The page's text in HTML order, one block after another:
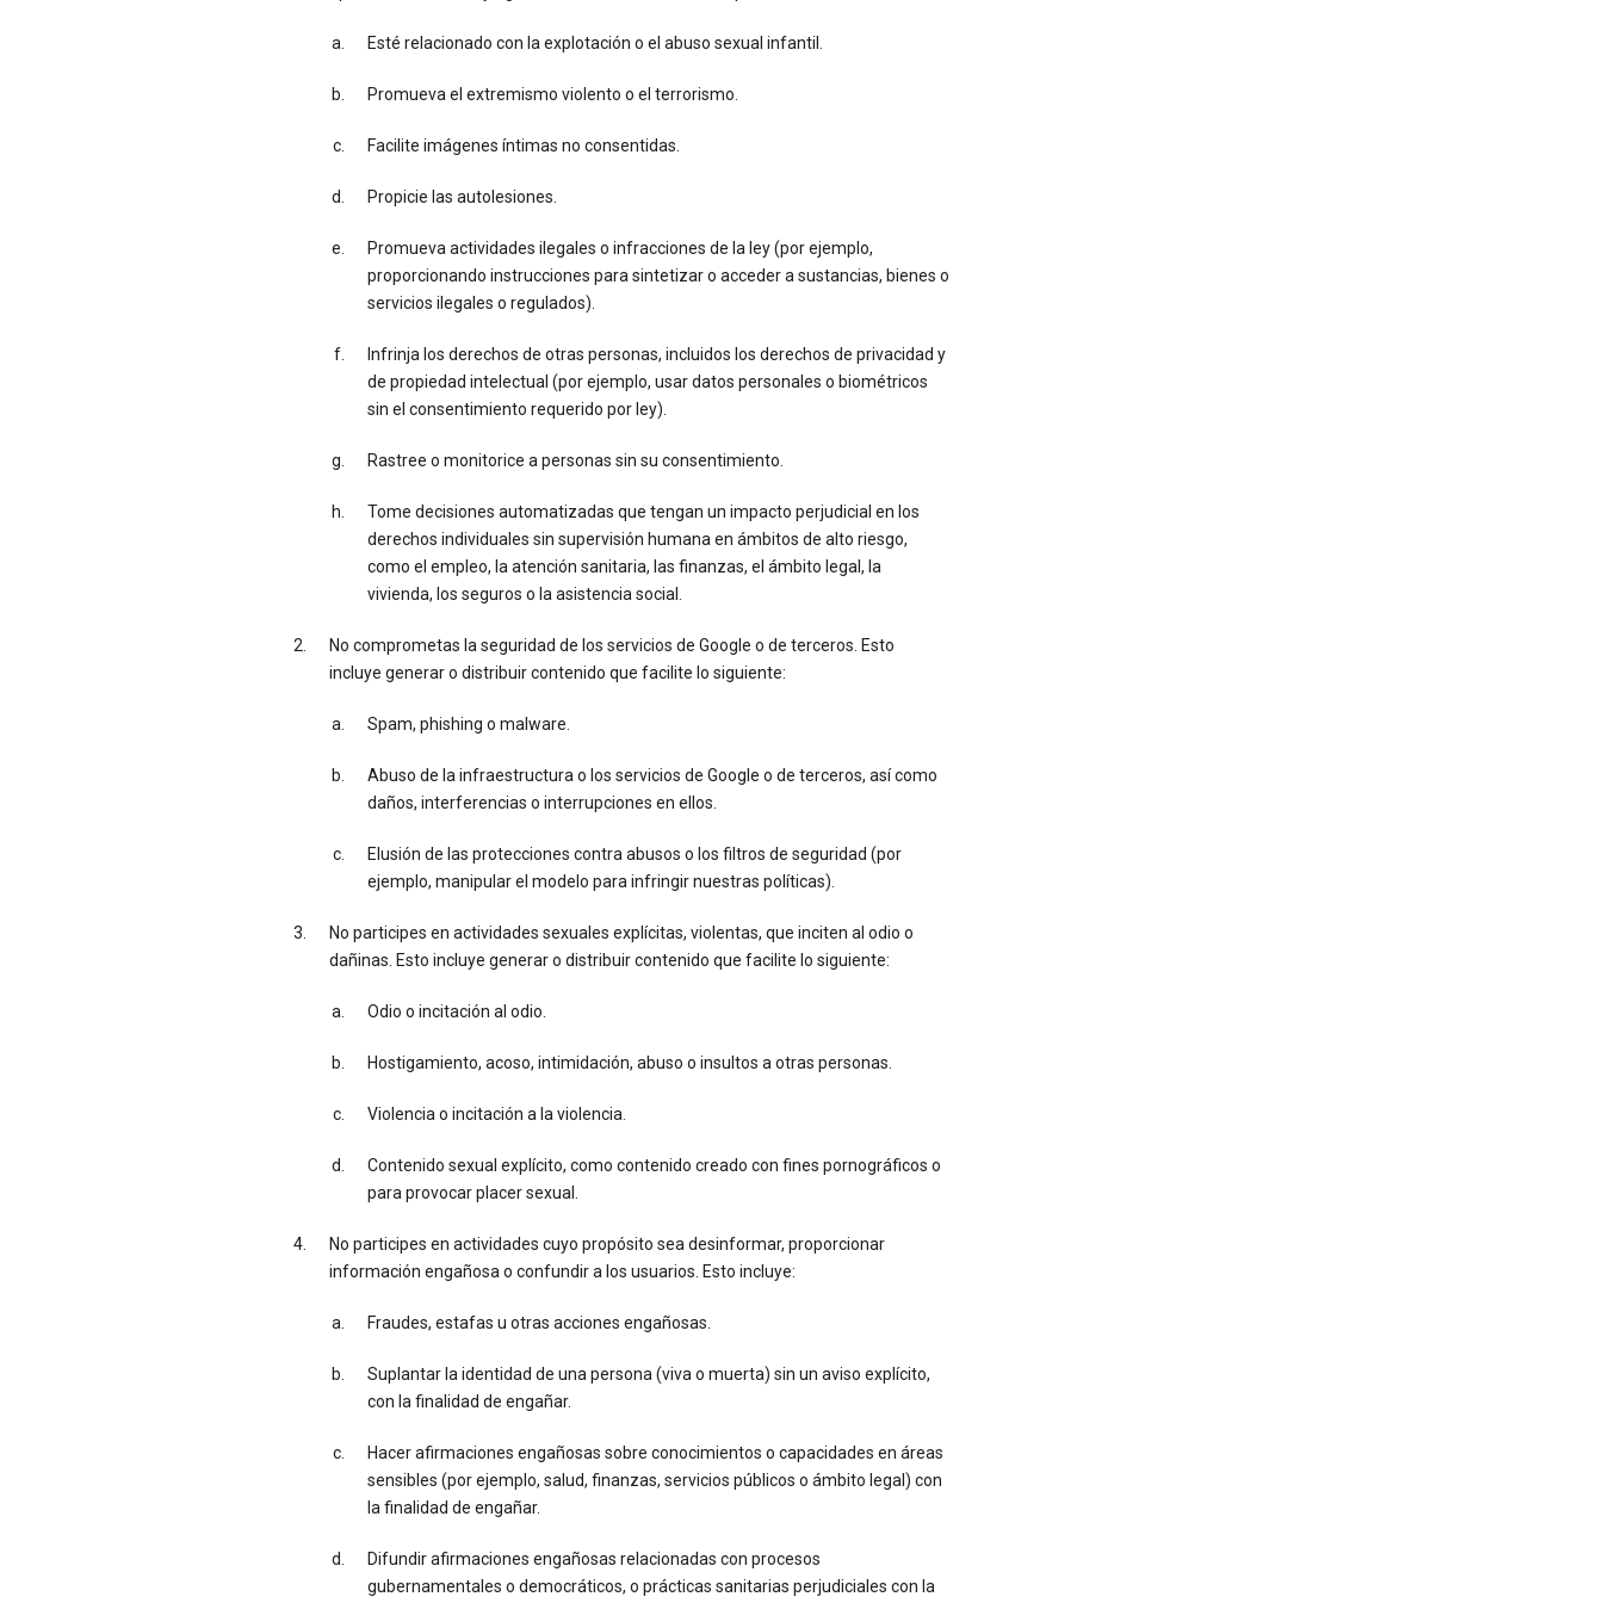
Esté relacionado con la explotación o el abuso sexual infantil.
Promueva el extremismo violento o el terrorismo.
Facilite imágenes íntimas no consentidas.
Propicie las autolesiones.
Promueva actividades ilegales o infracciones de la ley (por ejemplo,
proporcionando instrucciones para sintetizar o acceder a sustancias, bienes o
servicios ilegales o regulados).
Infrinja los derechos de otras personas, incluidos los derechos de privacidad y
de propiedad intelectual (por ejemplo, usar datos personales o biométricos
sin el consentimiento requerido por ley).
Rastree o monitorice a personas sin su consentimiento.
Tome decisiones automatizadas que tengan un impacto perjudicial en los
derechos individuales sin supervisión humana en ámbitos de alto riesgo,
como el empleo, la atención sanitaria, las finanzas, el ámbito legal, la
vivienda, los seguros o la asistencia social.
No comprometas la seguridad de los servicios de Google o de terceros. Esto
incluye generar o distribuir contenido que facilite lo siguiente:
Spam, phishing o malware.
Abuso de la infraestructura o los servicios de Google o de terceros, así como
daños, interferencias o interrupciones en ellos.
Elusión de las protecciones contra abusos o los filtros de seguridad (por
ejemplo, manipular el modelo para infringir nuestras políticas).
No participes en actividades sexuales explícitas, violentas, que inciten al odio o
dañinas. Esto incluye generar o distribuir contenido que facilite lo siguiente:
Odio o incitación al odio.
Hostigamiento, acoso, intimidación, abuso o insultos a otras personas.
Violencia o incitación a la violencia.
Contenido sexual explícito, como contenido creado con fines pornográficos o
para provocar placer sexual.
No participes en actividades cuyo propósito sea desinformar, proporcionar
información engañosa o confundir a los usuarios. Esto incluye:
Fraudes, estafas u otras acciones engañosas.
Suplantar la identidad de una persona (viva o muerta) sin un aviso explícito,
con la finalidad de engañar.
Hacer afirmaciones engañosas sobre conocimientos o capacidades en áreas
sensibles (por ejemplo, salud, finanzas, servicios públicos o ámbito legal) con
la finalidad de engañar.
Difundir afirmaciones engañosas relacionadas con procesos
gubernamentales o democráticos, o prácticas sanitarias perjudiciales con la